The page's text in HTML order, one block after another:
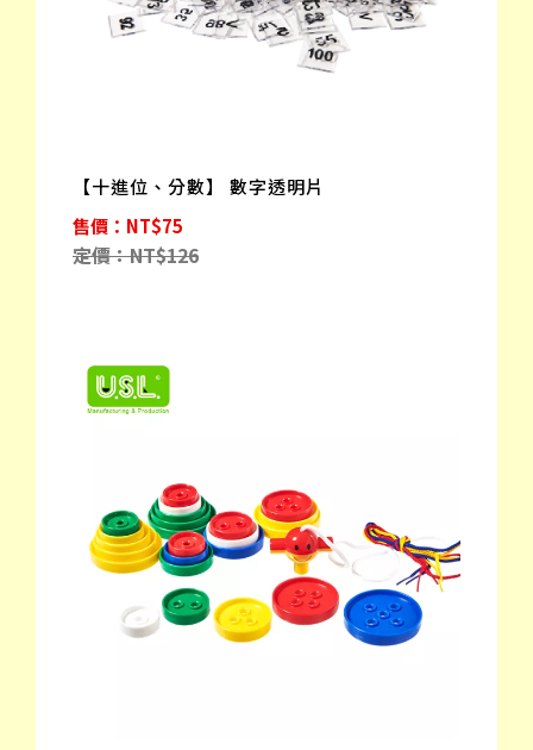
【十進位、分數】 數字透明片
定價：NT$126
售價：NT$75